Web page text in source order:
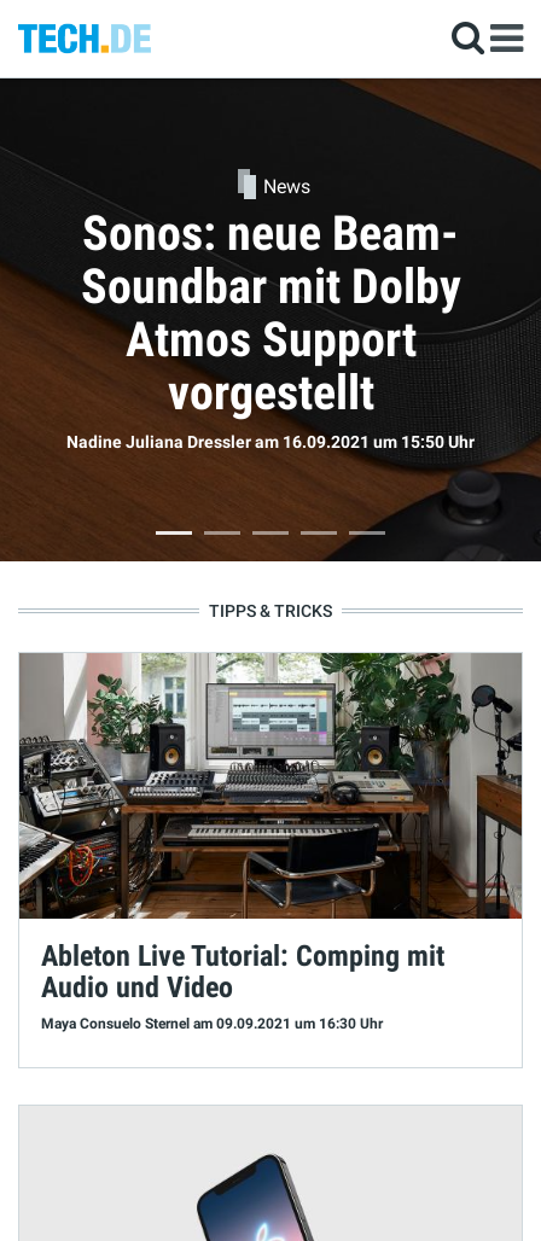
News
Kommen die neuen
AirPods doch bald?
Sophie Bömeram 16.09.2021 um 11:50 Uhr
TIPPS & TRICKS
Ableton Live Tutorial: Comping mit
Audio und Video
Maya Consuelo Sternel am 09.09.2021 um 16:30 Uhr